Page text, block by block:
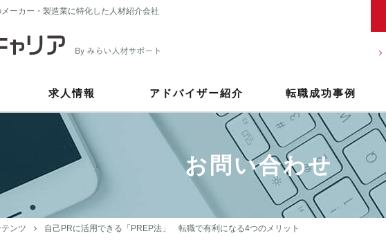
ーカー・製造業に特化した人材紹介会社
求人情報 アドバイザー紹介 転職成功事例
お問い合わせ
テンツ 自己PRに活用できる「PREP法」 転職で有利になる4つのメリット